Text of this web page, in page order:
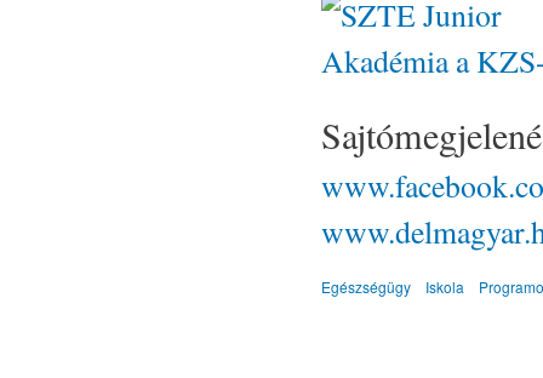
Egészségügy Iskola